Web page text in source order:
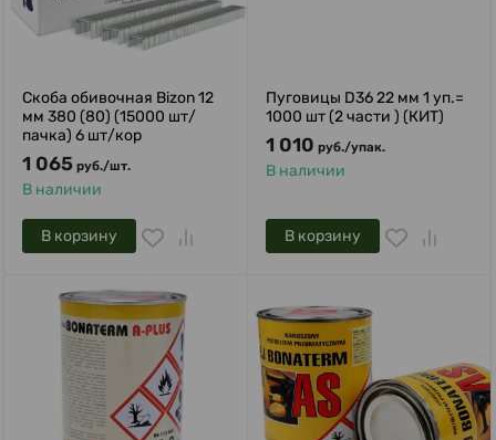
Скоба обивочная Bizon 12
мм 380 (80) (15000 шт/
пачка) 6 шт/кор
1 065 руб./шт.
В наличии
В корзину
Пуговицы D36 22 мм 1 уп.=
1000 шт (2 части ) (КИТ)
1 010 руб./упак.
В наличии
В корзину